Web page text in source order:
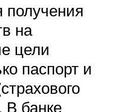
получения
на
цели
паспорт и
В банке